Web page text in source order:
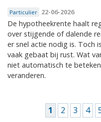
Particulier 22-06-2026
De hypotheekrente haalt
over stijgende of dalende
er snel actie nodig is. Toch
vaak gebaat bij rust. Wat
niet automatisch te
veranderen.
1 2 3 4